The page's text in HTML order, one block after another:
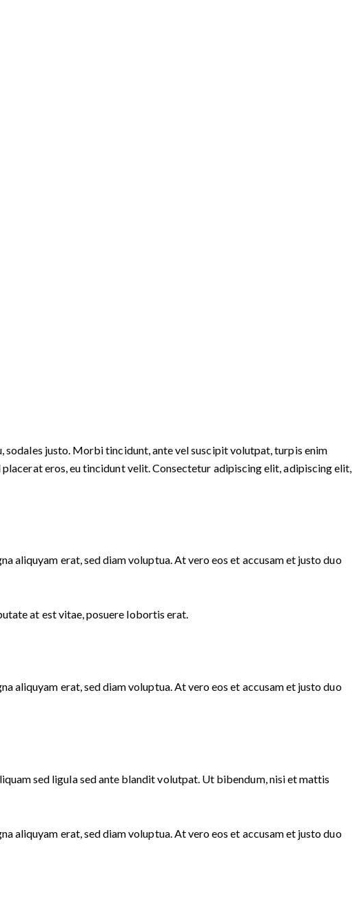
sodales justo. Morbi tincidunt, ante vel suscipit volutpat, turpis enim
eros, eu tincidunt velit. Consectetur adipiscing elit, adipiscing elit,
aliquyam erat, sed diam voluptua. At vero eos et accusam et justo duo
at est vitae, posuere lobortis erat.
aliquyam erat, sed diam voluptua. At vero eos et accusam et justo duo
sed ligula sed ante blandit volutpat. Ut bibendum, nisi et mattis
aliquyam erat, sed diam voluptua. At vero eos et accusam et justo duo